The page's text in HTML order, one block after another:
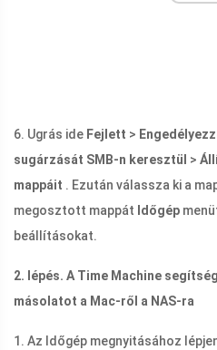
6. Ugrás ide Fejlett >
sugárzását SMB-n keresztül >
mappáit . Ezután válassza ki a
megosztott mappát Időgép
beállításokat.
2. lépés. A Time Machine
másolatot a Mac-ről a NAS-ra
1. Az Időgép megnyitásához